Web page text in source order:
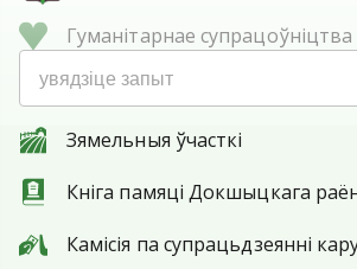
Гуманітарнае супрацоўніцтва
Абарона правоў спажыўцоў
Зямельныя ўчасткі
Кніга памяці Докшыцкага
Камісія па супрацьдзеянні